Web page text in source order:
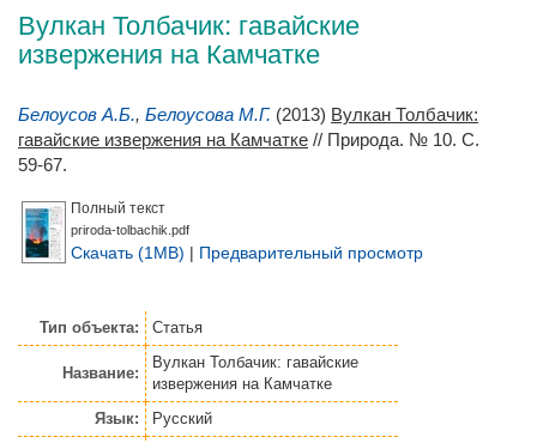
Вулкан Толбачик: гавайские
извержения на Камчатке
Белоусов А.Б., Белоусова М.Г. (2013) Вулкан Толбачик:
гавайские извержения на Камчатке // Природа. № 10. С.
59-67.
Полный текст
priroda-tolbachik.pdf
Скачать (1MB) | Предварительный просмотр
Тип объекта: Статья
Название:
Вулкан Толбачик: гавайские
извержения на Камчатке
Язык:
Русский